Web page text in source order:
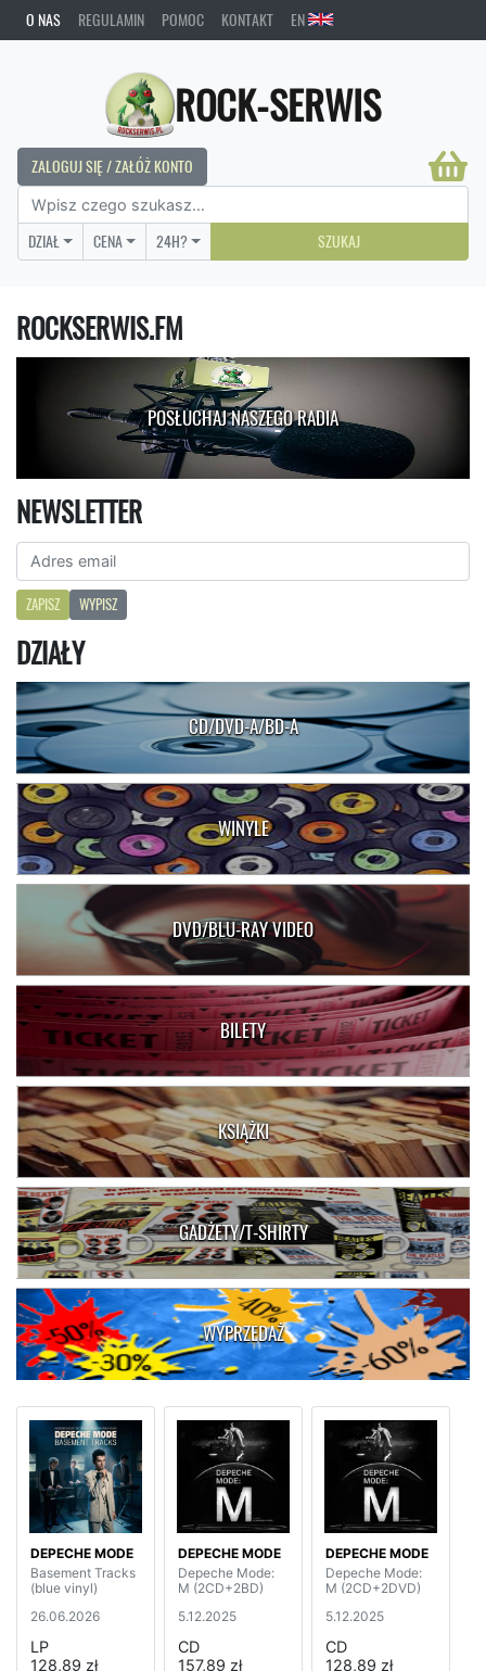
O NAS REGULAMIN POMOC KONTAKT EN
ROCK-SERWIS
ZALOGUJ SIĘ / ZAŁÓŻ KONTO
DZIAŁ CENA 24H? SZUKAJ
ROCKSERWIS.FM
POSŁUCHAJ NASZEGO RADIA
NEWSLETTER
ZAPISZ WYPISZ
DZIAŁY
CD/DVD-A/BD-A
WINYLE
DVD/BLU-RAY VIDEO
BILETY
KSIĄŻKI
GADŻETY/T-SHIRTY
WYPRZEDAŻ
DEPECHE MODE
Basement Tracks
(blue vinyl)
26.06.2026
LP
128,89 zł
DEPECHE MODE
Depeche Mode:
M (2CD+2BD)
5.12.2025
CD
157,89 zł
DEPECHE MODE
Depeche Mode:
M (2CD+2DVD)
5.12.2025
CD
128,89 zł